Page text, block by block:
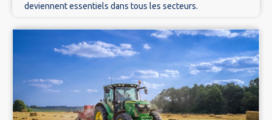
deviennent essentiels dans tous les secteurs.